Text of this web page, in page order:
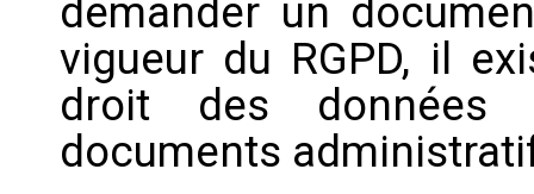
demander un
vigueur du RGPD, il
droit des données
documents